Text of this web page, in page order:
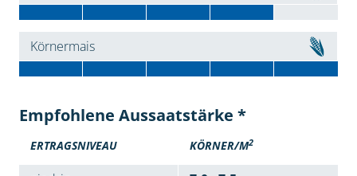
Körnermais
Empfohlene Aussaatstärke *
ERTRAGSNIVEAU KÖRNER/M2